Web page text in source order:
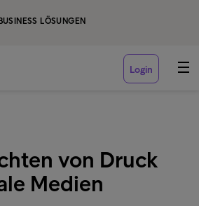
BUSINESS LÖSUNGEN
Login
von Druck
Medien